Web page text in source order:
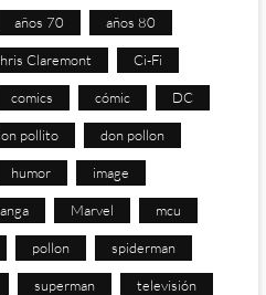
años 70 años 80
Claremont Ci-Fi
comics cómic DC
pollito don pollon
humor image
Marvel mcu
pollon spiderman
superman televisión